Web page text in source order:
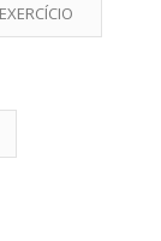
EXERCÍCIO